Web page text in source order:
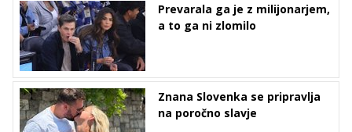
Prevarala ga je z milijonarjem,
a to ga ni zlomilo
Znana Slovenka se pripravlja
na poročno slavje